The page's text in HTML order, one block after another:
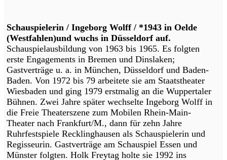
Schauspielerin / Ingeborg Wolff / *1943 in Oelde
(Westfahlen)und wuchs in Düsseldorf auf.
Schauspielausbildung von 1963 bis 1965. Es folgten
erste Engagements in Bremen und Dinslaken;
Gastverträge u. a. in München, Düsseldorf und Baden-
Baden. Von 1972 bis 79 arbeitete sie am Staatstheater
Wiesbaden und ging 1979 erstmalig an die Wuppertaler
Bühnen. Zwei Jahre später wechselte Ingeborg Wolff in
die Freie Theaterszene zum Mobilen Rhein-Main-
Theater nach Frankfurt/M., dann für zehn Jahre
Ruhrfestspiele Recklinghausen als Schauspielerin und
Regisseurin. Gastverträge am Schauspiel Essen und
Münster folgten. Holk Freytag holte sie 1992 ins